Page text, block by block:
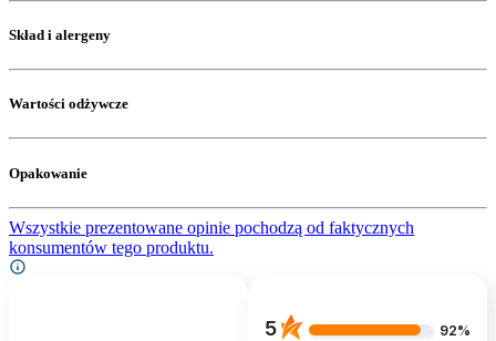
Skład i alergeny
Wartości odżywcze
Opakowanie
Wszystkie prezentowane opinie pochodzą od faktycznych
konsumentów tego produktu.
5 92%